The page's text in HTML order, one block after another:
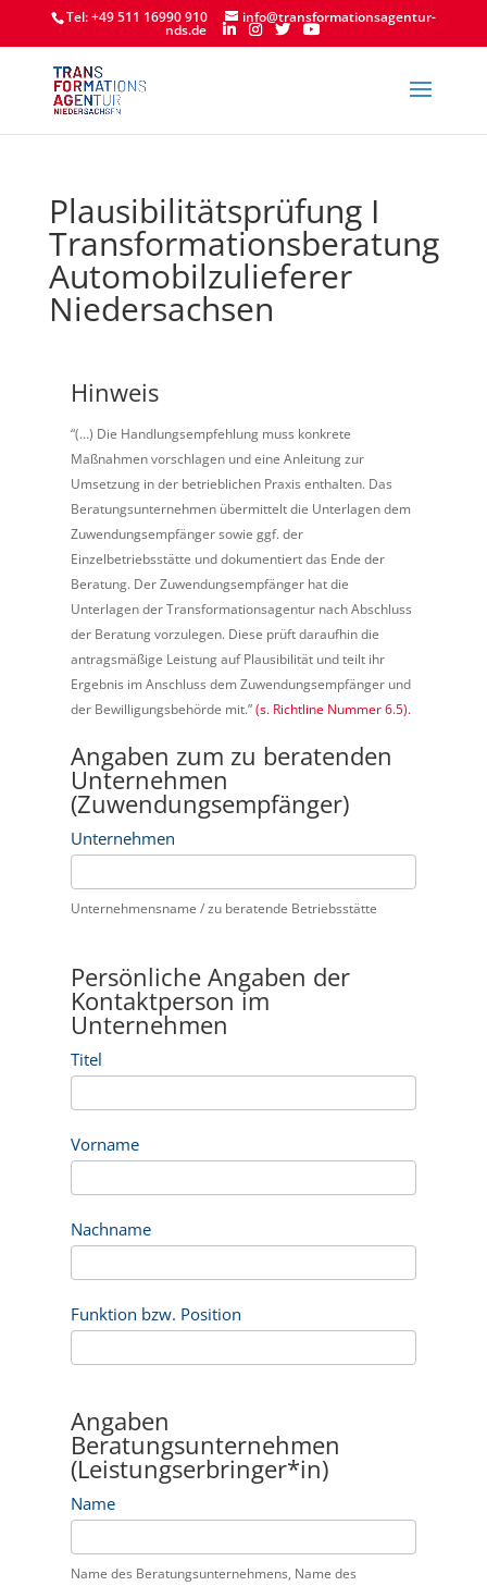
Tel: +49 511 16990 910 info@transformationsagentur-
nds.de
Plausibilitätsprüfung I
Transformationsberatung
Automobilzulieferer
Niedersachsen
Plausibilitätsprüfung
Transformationsberatung
Automobilzulieferer
Niedersachsen
Hinweis
“(…) Die Handlungsempfehlung muss konkrete
Maßnahmen vorschlagen und eine Anleitung zur
Umsetzung in der betrieblichen Praxis enthalten. Das
Beratungsunternehmen übermittelt die Unterlagen dem
Zuwendungsempfänger sowie ggf. der
Einzelbetriebsstätte und dokumentiert das Ende der
Beratung. Der Zuwendungsempfänger hat die
Unterlagen der Transformationsagentur nach Abschluss
der Beratung vorzulegen. Diese prüft daraufhin die
antragsmäßige Leistung auf Plausibilität und teilt ihr
Ergebnis im Anschluss dem Zuwendungsempfänger und
der Bewilligungsbehörde mit.”(s. Richtline Nummer 6.5).
Angaben zum zu beratenden
Unternehmen
(Zuwendungsempfänger)
Unternehmen
Unternehmensname / zu beratende Betriebsstätte
Persönliche Angaben der
Kontaktperson im
Unternehmen
Titel
Vorname
Nachname
Funktion bzw. Position
Angaben
Beratungsunternehmen
(Leistungserbringer*in)
Name
Name des Beratungsunternehmens, Name des